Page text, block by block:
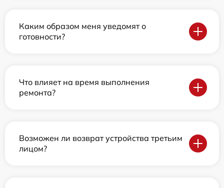
Каким образом меня уведомят о
готовности?
Что влияет на время выполнения
ремонта?
Возможен ли возврат устройства третьим
лицом?